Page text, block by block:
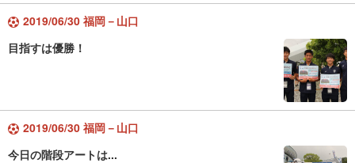
2019/06/30 福岡－山口
目指すは優勝！
2019/06/30 福岡－山口
今日の階段アートは...